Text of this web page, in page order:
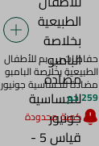
حفاضات بي بم للأطفال
الطبيعية بخلاصة البامبو
مضادة للحساسية جونيور
إلى 25 كجم، خالية من
اللاتيكس والبارابين
والعطور - 28 للعبوة
259 جم
كمية محدودة